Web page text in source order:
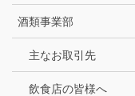
酒類事業部
主なお取引先
飲食店の皆様へ